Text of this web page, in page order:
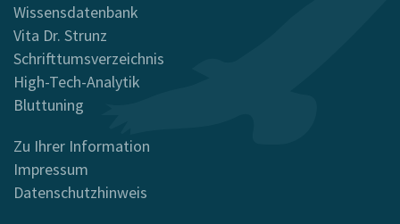
Wissensdatenbank
Vita Dr. Strunz
Schrifttumsverzeichnis
High-Tech-Analytik
Bluttuning
Zu Ihrer Information
Impressum
Datenschutzhinweis